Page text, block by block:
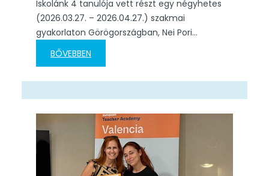
Iskolánk 4 tanulója vett részt egy négyhetes
(2026.03.27. – 2026.04.27.) szakmai
gyakorlaton Görögországban, Nei Pori
településen. Ez idő alatt lehetőségük nyílt
kipróbálni magukat külföldi
mindannyian az Evi Tours utazási irodában
dolgoztak. Megismerkedtek az iroda
működésével, prospektusokat készítettek,
áttekintették a programkínálatot, valamint…
BŐVEBBEN